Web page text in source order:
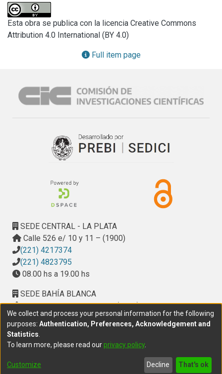
Esta obra se publica con la licencia Creative Commons
Attribution 4.0 International (BY 4.0)
Full item page
SEDE CENTRAL - LA PLATA
Calle 526 e/ 10 y 11 – (1900)
(221) 4217374
(221) 4823795
08.00 hs a 19.00 hs
SEDE BAHÍA BLANCA
Calle Ciudad de Cali 320 – (8000). Universidad
Provincial del Sudoeste (UPSO)
(291) 459 2550, interno 147
10.00 h a 14.00 h
We collect and process your personal information for the following
purposes: Authentication, Preferences, Acknowledgement and
Statistics
To learn more, please read ourprivacy policy.
Customize Decline That's ok